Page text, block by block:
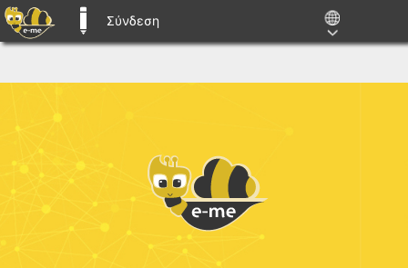
E-ME BLOGS
Σύνδεση